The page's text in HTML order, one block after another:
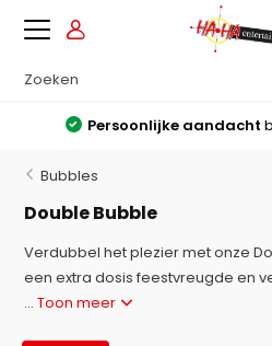
Persoonlijke aandacht
Bubbles
Double Bubble
Verdubbel het plezier met onze
een extra dosis feestvreugde en
...Toon meer